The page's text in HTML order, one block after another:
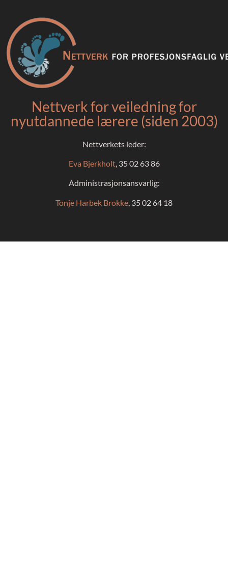
Nettverk for veiledning for
nyutdannede lærere (siden 2003)
Nettverkets leder:
Eva Bjerkholt, 35 02 63 86
Administrasjonsansvarlig:
Tonje Harbek Brokke , 35 02 64 18